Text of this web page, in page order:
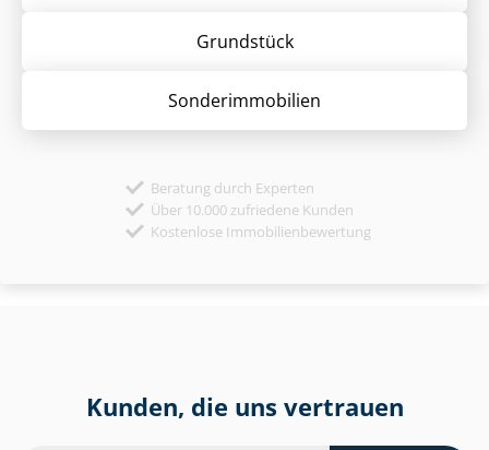
Grund­stück
Sonder­immobilien
Beratung durch Experten
Über 10.000 zufriedene Kunden
Kostenlose Immobilienbewertung
Kunden, die uns vertrauen